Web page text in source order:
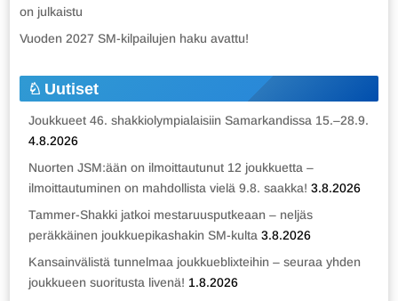
on julkaistu
Vuoden 2027 SM-kilpailujen haku avattu!
Uutiset
Joukkueet 46. shakkiolympialaisiin Samarkandissa 15.–28.9.
4.8.2026
Nuorten JSM:ään on ilmoittautunut 12 joukkuetta –
ilmoittautuminen on mahdollista vielä 9.8. saakka! 3.8.2026
Tammer-Shakki jatkoi mestaruusputkeaan – neljäs
peräkkäinen joukkuepikashakin SM-kulta 3.8.2026
Kansainvälistä tunnelmaa joukkueblixteihin – seuraa yhden
joukkueen suoritusta livenä! 1.8.2026